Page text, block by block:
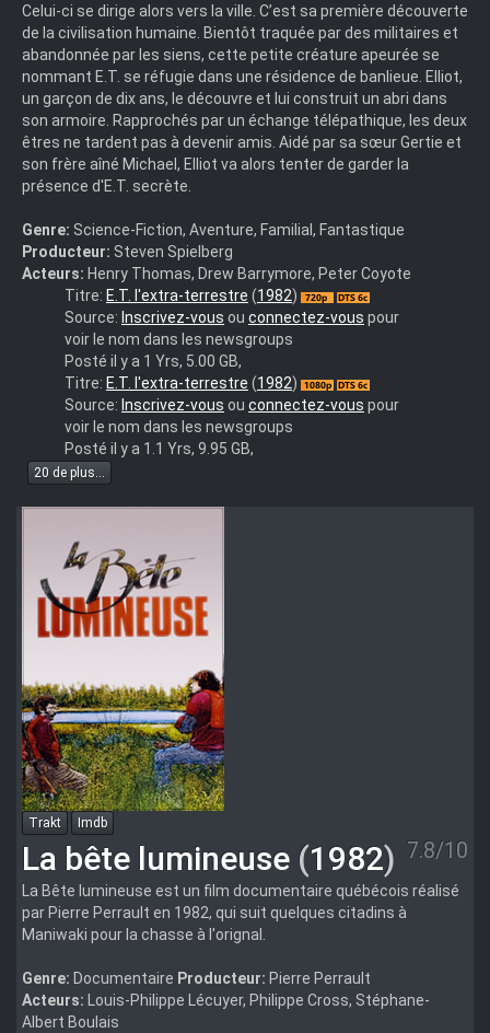
Celui-ci se dirige alors vers la ville. C’est sa première découverte
de la civilisation humaine. Bientôt traquée par des militaires et
abandonnée par les siens, cette petite créature apeurée se
nommant E.T. se réfugie dans une résidence de banlieue. Elliot,
un garçon de dix ans, le découvre et lui construit un abri dans
son armoire. Rapprochés par un échange télépathique, les deux
êtres ne tardent pas à devenir amis. Aidé par sa sœur Gertie et
son frère aîné Michael, Elliot va alors tenter de garder la
présence d'E.T. secrète.
Genre: Science-Fiction, Aventure, Familial, Fantastique
Producteur: Steven Spielberg
Acteurs: Henry Thomas, Drew Barrymore, Peter Coyote
ulshd-
et.720p
Titre: E.T. l'extra-terrestre (1982)
Source: Inscrivez-vous ou connectez-vous pour
voir le nom dans les newsgroups
Posté il y a 1 Yrs, 5.00 GB,
ulshd-
et.1080p
Titre: E.T. l'extra-terrestre (1982)
Source: Inscrivez-vous ou connectez-vous pour
voir le nom dans les newsgroups
Posté il y a 1.1 Yrs, 9.95 GB,
20 de plus...
Trakt Imdb
La bête lumineuse (1982) 7.8/10
La Bête lumineuse est un film documentaire québécois réalisé
par Pierre Perrault en 1982, qui suit quelques citadins à
Maniwaki pour la chasse à l'orignal.
Genre: Documentaire Producteur: Pierre Perrault
Acteurs: Louis-Philippe Lécuyer, Philippe Cross, Stéphane-
Albert Boulais